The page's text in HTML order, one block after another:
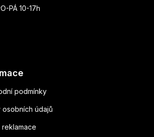
PÁ 10-17h
podmínky
osobních údajů